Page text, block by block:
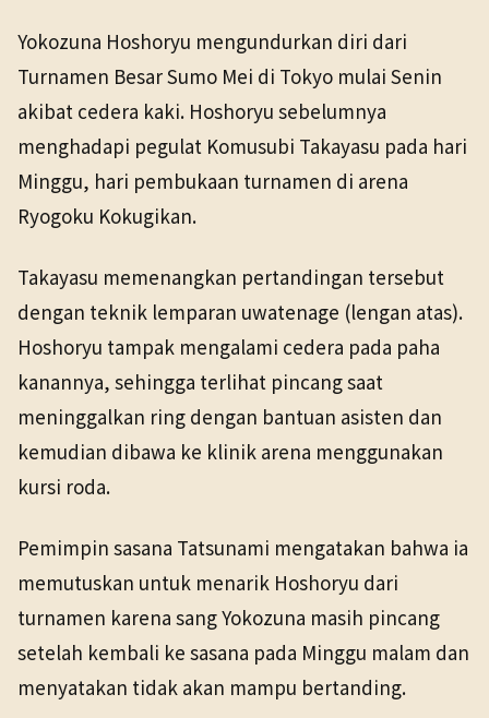
11 Mei 2026
TANGGAL SUMBER
11 Mei 2026
Yokozuna Hoshoryu mengundurkan diri dari
Turnamen Besar Sumo Mei di Tokyo mulai Senin
akibat cedera kaki. Hoshoryu sebelumnya
menghadapi pegulat Komusubi Takayasu pada hari
Minggu, hari pembukaan turnamen di arena
Ryogoku Kokugikan.
Takayasu memenangkan pertandingan tersebut
dengan teknik lemparan uwatenage (lengan atas).
Hoshoryu tampak mengalami cedera pada paha
kanannya, sehingga terlihat pincang saat
meninggalkan ring dengan bantuan asisten dan
kemudian dibawa ke klinik arena menggunakan
kursi roda.
Pemimpin sasana Tatsunami mengatakan bahwa ia
memutuskan untuk menarik Hoshoryu dari
turnamen karena sang Yokozuna masih pincang
setelah kembali ke sasana pada Minggu malam dan
menyatakan tidak akan mampu bertanding.